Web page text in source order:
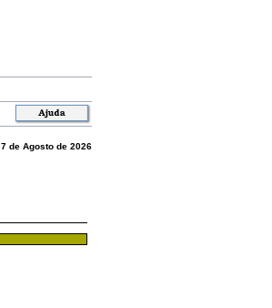
7 de Agosto de 2026